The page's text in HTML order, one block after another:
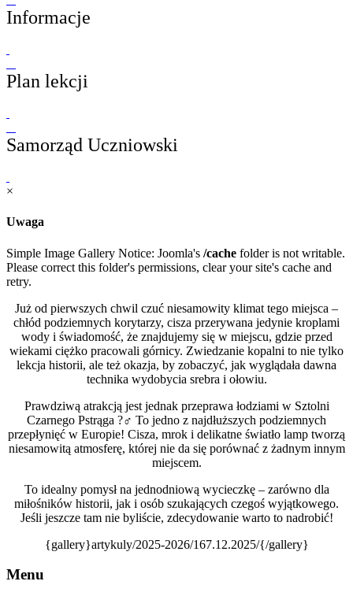
Informacje
Plan lekcji
Samorząd Uczniowski
×
Uwaga
Simple Image Gallery Notice: Joomla's /cache folder is not writable.
Please correct this folder's permissions, clear your site's cache and
retry.
Już od pierwszych chwil czuć niesamowity klimat tego miejsca –
chłód podziemnych korytarzy, cisza przerywana jedynie kroplami
wody i świadomość, że znajdujemy się w miejscu, gdzie przed
wiekami ciężko pracowali górnicy. Zwiedzanie kopalni to nie tylko
lekcja historii, ale też okazja, by zobaczyć, jak wyglądała dawna
technika wydobycia srebra i ołowiu.
Prawdziwą atrakcją jest jednak przeprawa łodziami w Sztolni
Czarnego Pstrąga ?‍♂️ To jedno z najdłuższych podziemnych
przepłynięć w Europie! Cisza, mrok i delikatne światło lamp tworzą
niesamowitą atmosferę, której nie da się porównać z żadnym innym
miejscem.
To idealny pomysł na jednodniową wycieczkę – zarówno dla
miłośników historii, jak i osób szukających czegoś wyjątkowego.
Jeśli jeszcze tam nie byliście, zdecydowanie warto to nadrobić!
{gallery}artykuly/2025-2026/167.12.2025/{/gallery}
Menu